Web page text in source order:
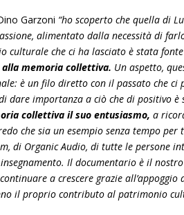
Garzoni “ho scoperto che quella di
alimentato dalla necessità di
culturale che ci ha lasciato è stata
memoria collettiva. Un aspetto,
è un filo diretto con il passato che ci
importanza a ciò che di positivo è
collettiva il suo entusiasmo, a
che sia un esempio senza tempo
di Organic Audio, di tutte le persone
Il documentario è il
a crescere grazie
il proprio contributo al patrimonio